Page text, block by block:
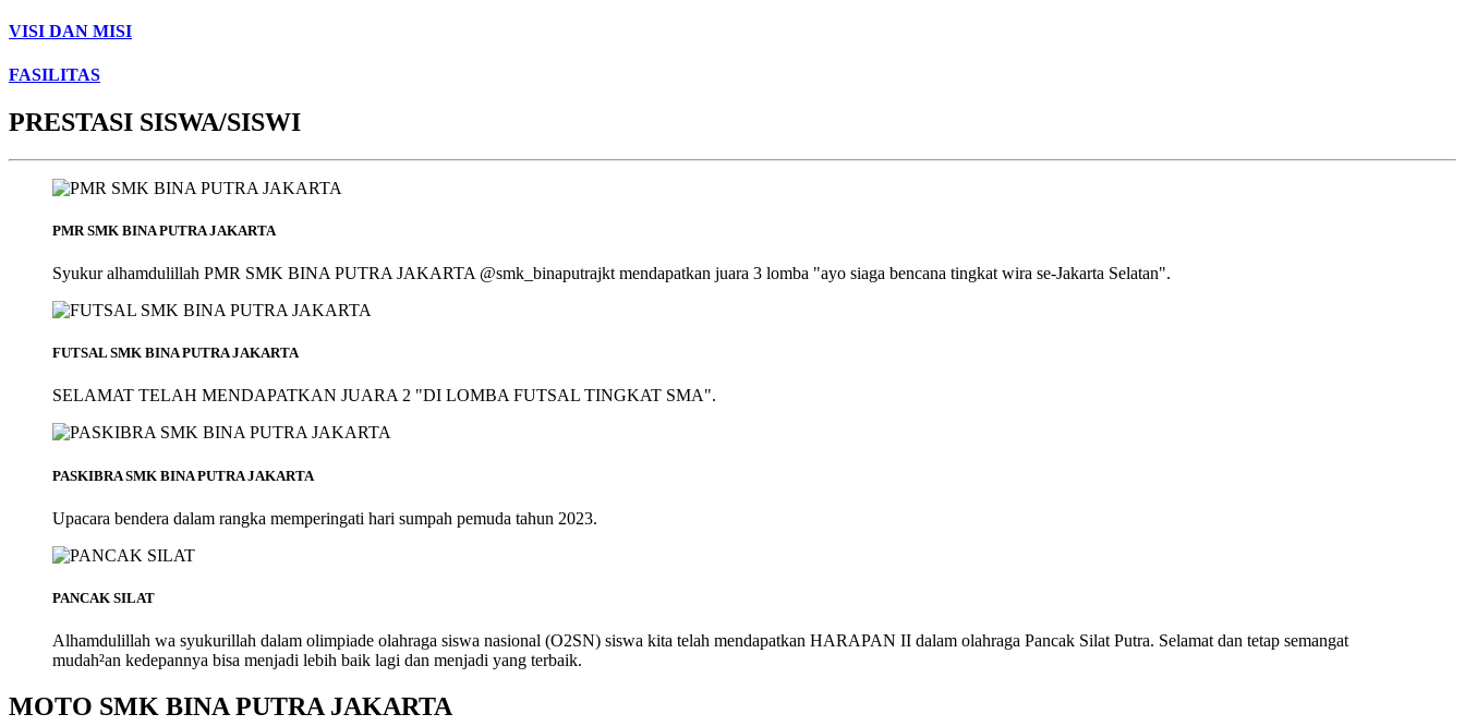
VISI DAN MISI
FASILITAS
PRESTASI SISWA/SISWI
PMR SMK BINA PUTRA JAKARTA
Syukur alhamdulillah PMR SMK BINA PUTRA JAKARTA @smk_binaputrajkt mendapatkan juara 3 lomba "ayo siaga bencana tingkat wira se-Jakarta Selatan".
FUTSAL SMK BINA PUTRA JAKARTA
SELAMAT TELAH MENDAPATKAN JUARA 2 "DI LOMBA FUTSAL TINGKAT SMA".
PASKIBRA SMK BINA PUTRA JAKARTA
Upacara bendera dalam rangka memperingati hari sumpah pemuda tahun 2023.
PANCAK SILAT
Alhamdulillah wa syukurillah dalam olimpiade olahraga siswa nasional (O2SN) siswa kita telah mendapatkan HARAPAN II dalam olahraga Pancak Silat Putra. Selamat dan tetap semangat
mudah²an kedepannya bisa menjadi lebih baik lagi dan menjadi yang terbaik.
MOTO SMK BINA PUTRA JAKARTA